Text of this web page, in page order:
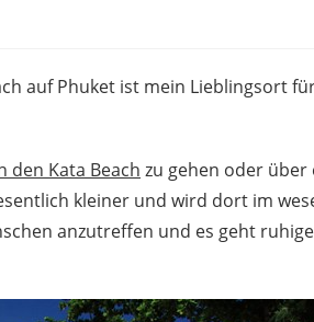
auf Phuket ist mein Lieblingsort
den Kata Beach zu gehen oder über
kleiner und wird dort im
anzutreffen und es geht